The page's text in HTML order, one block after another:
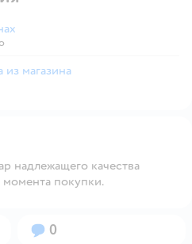
магазина
надлежащего качества
покупки.
Вопросов:
0